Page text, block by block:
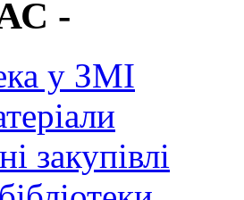
-
у ЗМІ
закупівлі